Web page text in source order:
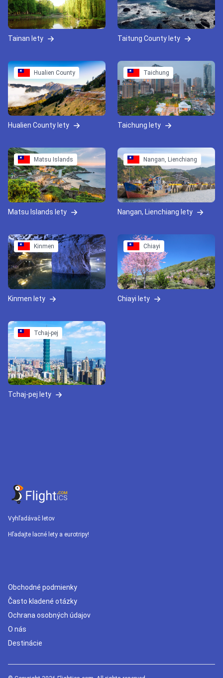
Tainan lety Taitung County lety
Hualien County
Hualien County lety
Taichung
Taichung lety
Matsu Islands
Matsu Islands lety
Nangan, Lienchiang
Nangan, Lienchiang lety
Kinmen
Kinmen lety
Chiayi
Chiayi lety
Tchaj-pej
Tchaj-pej lety
Vyhľadávač letov
Hľadajte lacné lety a eurotripy!
Obchodné podmienky
Často kladené otázky
Ochrana osobných údajov
O nás
Destinácie